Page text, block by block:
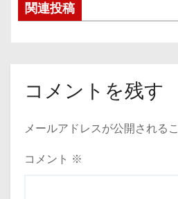
ナ
ー
シ
ョ
関連投稿
コメントを残す
メールアドレスが公開される
コメント ※